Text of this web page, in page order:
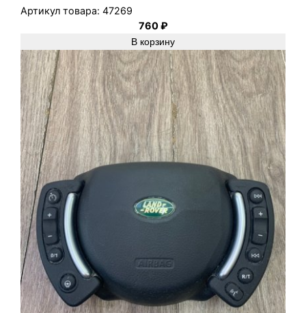
1
4
D
3
Артикул товара: 47269
760₽
В корзину